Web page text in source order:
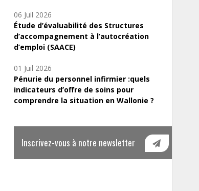
06 Juil 2026
Étude d’évaluabilité des Structures
d’accompagnement à l’autocréation
d’emploi (SAACE)
01 Juil 2026
Pénurie du personnel infirmier :quels
indicateurs d’offre de soins pour
comprendre la situation en Wallonie ?
Inscrivez-vous à notre newsletter